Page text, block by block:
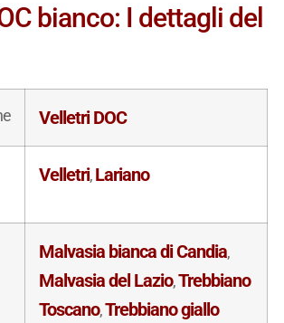
bianco: I dettagli del
Velletri DOC
Velletri,Lariano
Malvasia bianca di Candia,
Malvasia del Lazio,Trebbiano
Toscano,Trebbiano giallo